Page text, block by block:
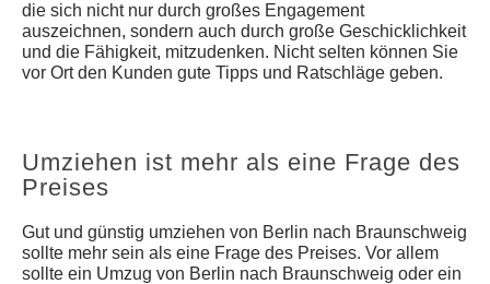
die sich nicht nur durch großes Engagement
auszeichnen, sondern auch durch große Geschicklichkeit
und die Fähigkeit, mitzudenken. Nicht selten können Sie
vor Ort den Kunden gute Tipps und Ratschläge geben.
Umziehen ist mehr als eine Frage des
Preises
Gut und günstig umziehen von Berlin nach Braunschweig
sollte mehr sein als eine Frage des Preises. Vor allem
sollte ein Umzug von Berlin nach Braunschweig oder ein